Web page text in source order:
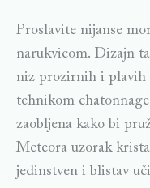
Proslavite nijanse
narukvicom. Dizajn
niz prozirnih i plavih
tehnikom
zaobljena kako bi
Meteora uzorak
jedinstven i blistav